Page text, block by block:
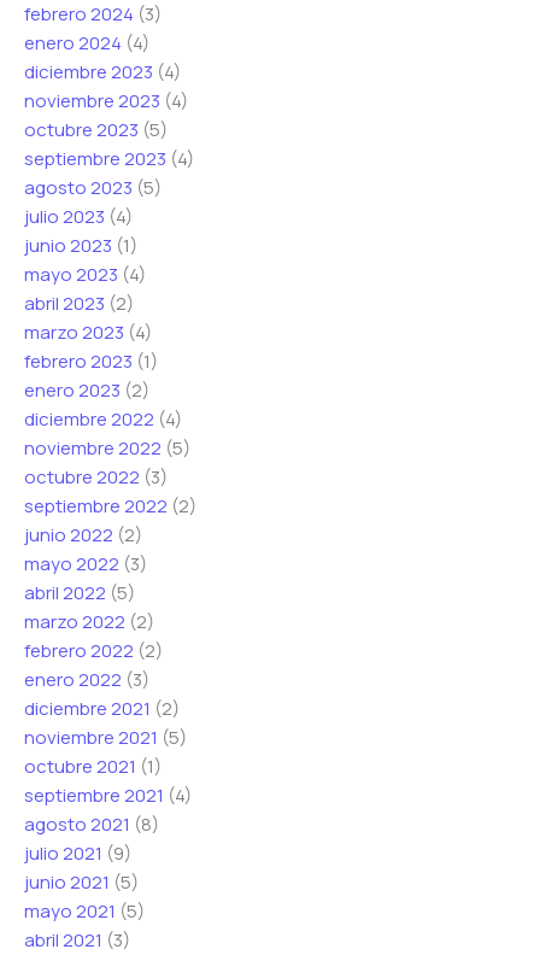
febrero 2024 (3)
enero 2024 (4)
diciembre 2023 (4)
noviembre 2023 (4)
octubre 2023 (5)
septiembre 2023 (4)
agosto 2023 (5)
julio 2023 (4)
junio 2023 (1)
mayo 2023 (4)
abril 2023 (2)
marzo 2023 (4)
febrero 2023 (1)
enero 2023 (2)
diciembre 2022 (4)
noviembre 2022 (5)
octubre 2022 (3)
septiembre 2022 (2)
junio 2022 (2)
mayo 2022 (3)
abril 2022 (5)
marzo 2022 (2)
febrero 2022 (2)
enero 2022 (3)
diciembre 2021 (2)
noviembre 2021 (5)
octubre 2021 (1)
septiembre 2021 (4)
agosto 2021 (8)
julio 2021 (9)
junio 2021 (5)
mayo 2021 (5)
abril 2021 (3)